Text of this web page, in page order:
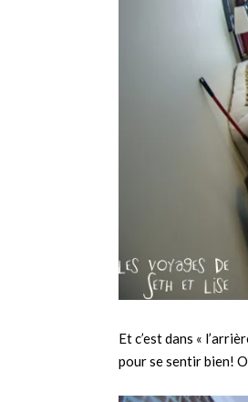
Et c’est dans «
pour se sentir bien!